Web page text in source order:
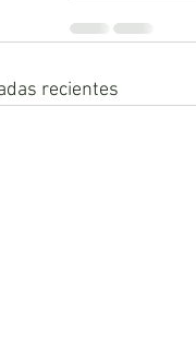
recientes